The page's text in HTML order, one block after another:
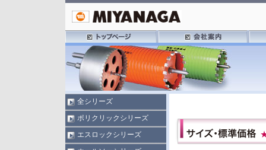
全シリーズ
ポリクリックシリーズ
エスロックシリーズ